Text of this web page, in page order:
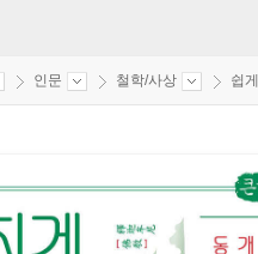
인문 철학/사상 쉽